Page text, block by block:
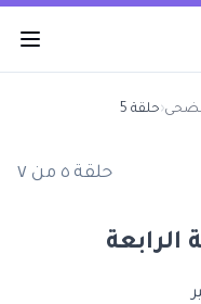
‹حلقة 5
حلقة ٥ من ٧